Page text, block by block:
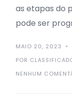
as etapas do
pode ser
MAIO 20, 2023
POR
NENHUM